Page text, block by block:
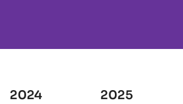
2024 2025